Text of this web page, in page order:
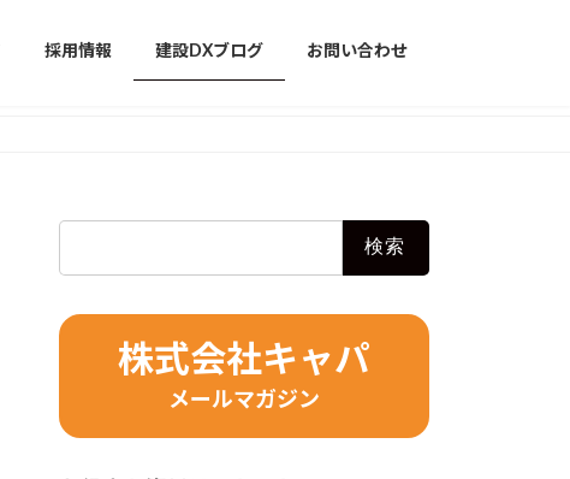
採用情報 建設DXブログ お問い合わせ
株式会社キャパ
メールマガジン